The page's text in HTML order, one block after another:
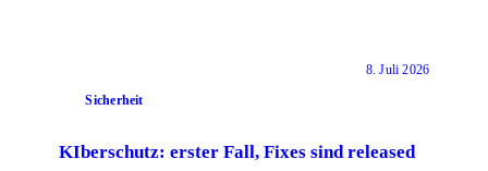
8. Juli 2026
Sicherheit
KIberschutz: erster Fall, Fixes sind released